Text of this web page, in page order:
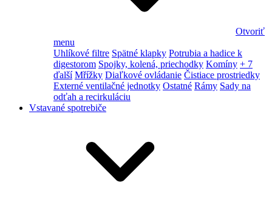
Otvoriť
menu
Uhlíkové filtre Spätné klapky Potrubia a hadice k
digestorom Spojky, kolená, priechodky Komíny + 7
ďalší Mřížky Diaľkové ovládanie Čistiace prostriedky
Externé ventilačné jednotky Ostatné Rámy Sady na
odťah a recirkuláciu
Vstavané spotrebiče